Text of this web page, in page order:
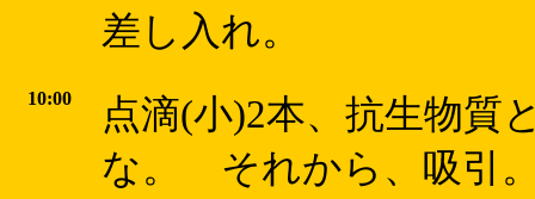
差し入れ。
10:00
点滴(小)2本、抗生物質
な。 それから、吸引